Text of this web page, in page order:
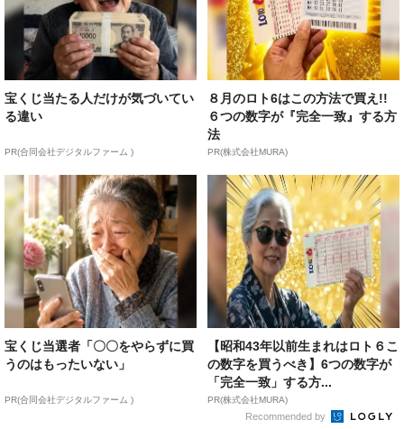
宝くじ当たる人だけが気づいてい
る違い
PR(合同会社デジタルファーム )
８月のロト6はこの方法で買え!!
６つの数字が『完全一致』する方
法
PR(株式会社MURA)
宝くじ当選者「〇〇をやらずに買
うのはもったいない」
PR(合同会社デジタルファーム )
【昭和43年以前生まれはロト６こ
の数字を買うべき】6つの数字が
「完全一致」する方...
PR(株式会社MURA)
Recommended by